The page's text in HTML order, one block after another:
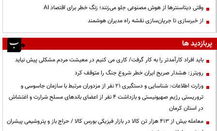
وقتی دیتاسنترها از هوش مصنوعی جلو می‌زنند؛ زنگ خطر برای اقتصاد AI
از خبرسازی تا جریان‌سازی نقشه راه مدیران هوشمند
پربازدید ها
باید افراد کارآمدتر را به کار گرفت/ کاری می کنیم در معیشت مردم مشکلی پیش نیاید
رویترز: هشدار صریح ایران خطر شروع جنگ را متوقف کرد
وزارت اطلاعات: شناسایی و دستگیری ۲۱ نفر از مزدوران مرتبط با سازمان جاسوسی و
تروریستی رژیم صهیونیستی و بازداشت ۴ نفر از اعضای باندهای مسلح شرارت و اغتشاش
در استان کرمان
معامله بیش از ۴۱۳ هزار تن کالا در بازار فیزیکی بورس کالا / حراج باز و پتروشیمی پیشران